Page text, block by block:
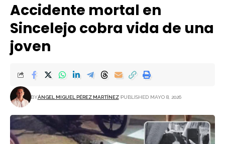
Accidente mortal en
Sincelejo cobra vida de una
joven
BYÁNGEL MIGUEL PÉREZ MARTÍNEZ PUBLISHED MAYO 8, 2026